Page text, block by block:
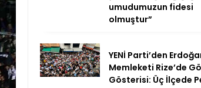
umudumuzun fidesi
olmuştur”
YENİ Parti’den
Memleketi Rize’de
Gösterisi: Üç İlçede